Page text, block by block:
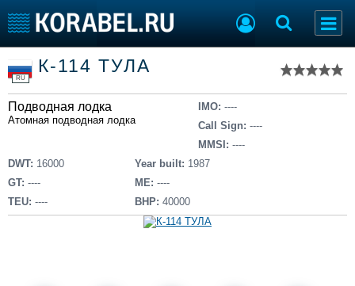
Тип судна
Добавить судно
Добавить проект
Последние 100
Пульс
Новости
Компании
Репутация
Торговая площадка
Доска объявлений
Продажа флота
Оборудование
Изделия
RU
К-114 ТУЛА
Подводная лодка
Атомная подводная лодка
IMO: ----
Call Sign: ----
MMSI: ----
DWT: 16000
GT: ----
TEU: ----
Year built: 1987
ME: ----
BHP: 40000